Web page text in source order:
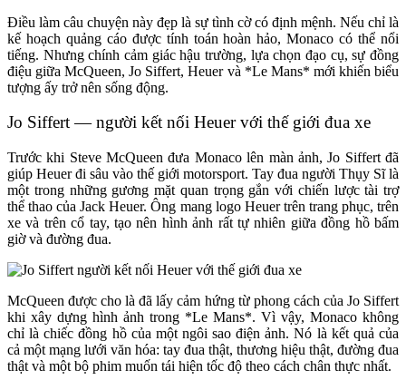
Điều làm câu chuyện này đẹp là sự tình cờ có định mệnh. Nếu chỉ là
kế hoạch quảng cáo được tính toán hoàn hảo, Monaco có thể nổi
tiếng. Nhưng chính cảm giác hậu trường, lựa chọn đạo cụ, sự đồng
điệu giữa McQueen, Jo Siffert, Heuer và *Le Mans* mới khiến biểu
tượng ấy trở nên sống động.
Jo Siffert — người kết nối Heuer với thế giới đua xe
Trước khi Steve McQueen đưa Monaco lên màn ảnh, Jo Siffert đã
giúp Heuer đi sâu vào thế giới motorsport. Tay đua người Thụy Sĩ là
một trong những gương mặt quan trọng gắn với chiến lược tài trợ
thể thao của Jack Heuer. Ông mang logo Heuer trên trang phục, trên
xe và trên cổ tay, tạo nên hình ảnh rất tự nhiên giữa đồng hồ bấm
giờ và đường đua.
McQueen được cho là đã lấy cảm hứng từ phong cách của Jo Siffert
khi xây dựng hình ảnh trong *Le Mans*. Vì vậy, Monaco không
chỉ là chiếc đồng hồ của một ngôi sao điện ảnh. Nó là kết quả của
cả một mạng lưới văn hóa: tay đua thật, thương hiệu thật, đường đua
thật và một bộ phim muốn tái hiện tốc độ theo cách chân thực nhất.